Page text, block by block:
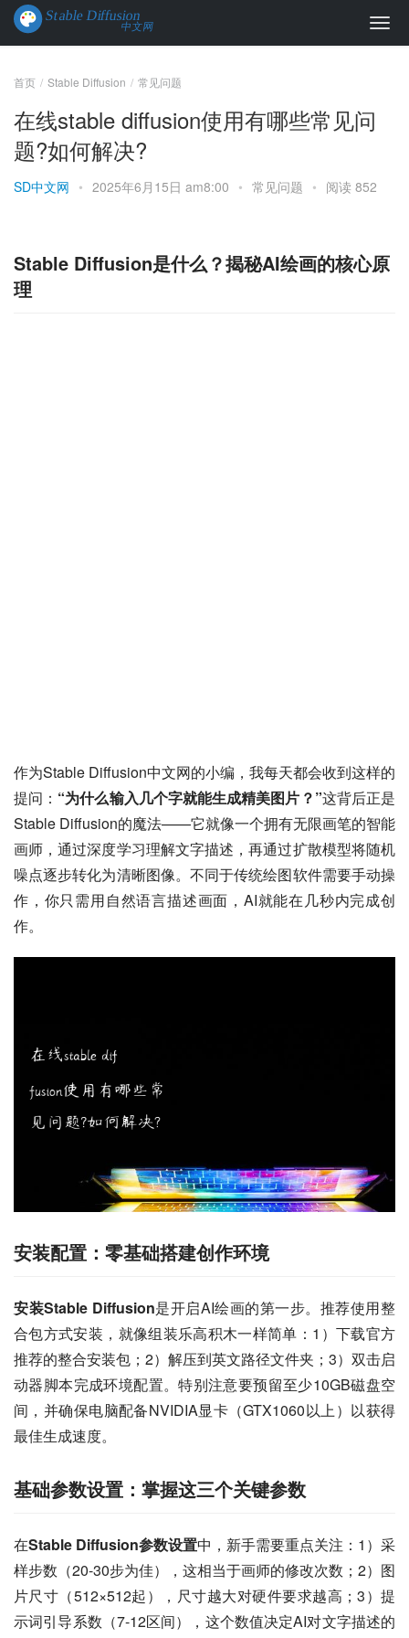
首页 Stable Diffusion 常见问题
在线stable diffusion使用有哪些常见问
题?如何解决?
SD中文网 • 2025年6月15日 am8:00 • 常见问题 • 阅读 852
Stable Diffusion是什么？揭秘AI绘画的核心原
理
作为Stable Diffusion中文网的小编，我每天都会收到这样的
提问： “为什么输入几个字就能生成精美图片？”这背后正是
Stable Diffusion的魔法——它就像一个拥有无限画笔的智能
画师，通过深度学习理解文字描述，再通过扩散模型将随机
噪点逐步转化为清晰图像。不同于传统绘图软件需要手动操
作，你只需用自然语言描述画面，AI就能在几秒内完成创
作。
安装配置：零基础搭建创作环境
安装Stable Diffusion是开启AI绘画的第一步。推荐使用整
合包方式安装，就像组装乐高积木一样简单：1）下载官方
推荐的整合安装包；2）解压到英文路径文件夹；3）双击启
动器脚本完成环境配置。特别注意要预留至少10GB磁盘空
间，并确保电脑配备NVIDIA显卡（GTX1060以上）以获得
最佳生成速度。
基础参数设置：掌握这三个关键参数
在Stable Diffusion参数设置中，新手需要重点关注：1）采
样步数（20-30步为佳），这相当于画师的修改次数；2）图
片尺寸（512×512起），尺寸越大对硬件要求越高；3）提
示词引导系数（7-12区间），这个数值决定AI对文字描述的